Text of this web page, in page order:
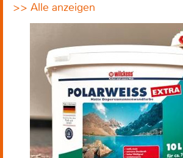
>> Alle anzeigen